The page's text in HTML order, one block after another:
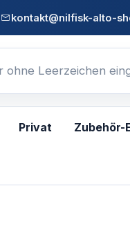
kontakt@nilfisk-alto-
Privat Zubehör-